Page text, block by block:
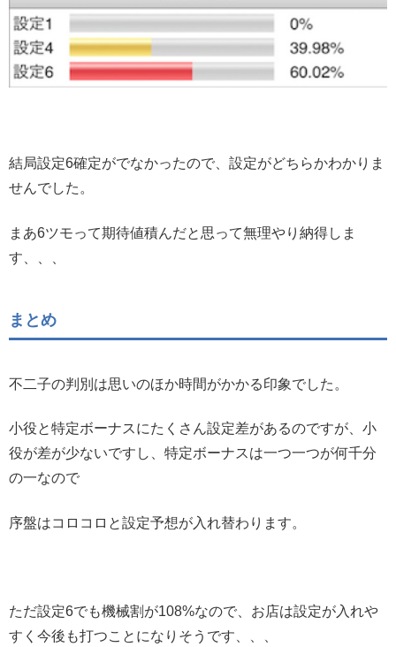
結局設定6確定がでなかったので、設定がどちらかわかりま
せんでした。
まあ6ツモって期待値積んだと思って無理やり納得しま
す、、、
まとめ
不二子の判別は思いのほか時間がかかる印象でした。
小役と特定ボーナスにたくさん設定差があるのですが、小
役が差が少ないですし、特定ボーナスは一つ一つが何千分
の一なので
序盤はコロコロと設定予想が入れ替わります。
ただ設定6でも機械割が108%なので、お店は設定が入れや
すく今後も打つことになりそうです、、、